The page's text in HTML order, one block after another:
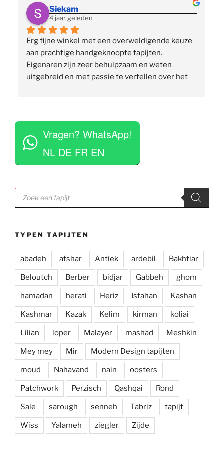
Siekam
4 jaar geleden
Erg fijne winkel met een overweldigende keuze
aan prachtige handgeknoopte tapijten.
Eigenaren zijn zeer behulpzaam en weten
uitgebreid en met passie te vertellen over het
tapijten voor je uit te rollen. Tegelijkertijd niet
opdringerig en geven je rustig de tijd om je
eigen keuze te maken. Tevens erg competitieve
prijzen. Al met al een zeer positieve ervaring en
Vragen? WhatsApp!
NL DE FR EN
Producten
zoeken
TYPEN TAPIJTEN
abadeh afshar Antiek ardebil Bakhtiar
Beloutch Berber bidjar Gabbeh ghom
hamadan herati Heriz Isfahan Kashan
Kashmar Kazak Kelim kirman koliai
Lilian loper Malayer mashad Meshkin
Mey mey Mir Modern Design tapijten
moud Nahavand nain oosters
Patchwork Perzisch Qashqai Rond
Sale sarough senneh Tabriz tapijt
Wiss Yalameh ziegler Zijde